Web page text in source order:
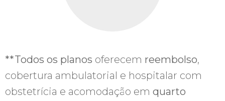
**Todos os planos oferecem reembolso,
cobertura ambulatorial e hospitalar com
obstetrícia e acomodação em quarto